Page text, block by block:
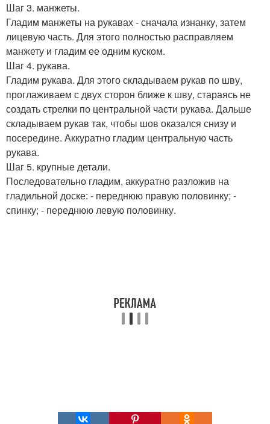
Шаг 3. манжеты.
Гладим манжеты на рукавах - сначала изнанку, затем
лицевую часть. Для этого полностью расправляем
манжету и гладим ее одним куском.
Шаг 4. рукава.
Гладим рукава. Для этого складываем рукав по шву,
проглаживаем с двух сторон ближе к шву, стараясь не
создать стрелки по центральной части рукава. Дальше
складываем рукав так, чтобы шов оказался снизу и
посередине. Аккуратно гладим центральную часть
рукава.
Шаг 5. крупные детали.
Последовательно гладим, аккуратно разложив на
гладильной доске: - переднюю правую половинку; -
спинку; - переднюю левую половинку.